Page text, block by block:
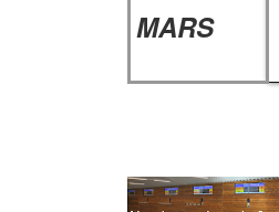
MARS